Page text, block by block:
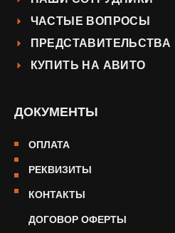
ЧАСТЫЕ ВОПРОСЫ
ПРЕДСТАВИТЕЛЬСТВА
КУПИТЬ НА АВИТО
ДОКУМЕНТЫ
ОПЛАТА
РЕКВИЗИТЫ
КОНТАКТЫ
ДОГОВОР ОФЕРТЫ